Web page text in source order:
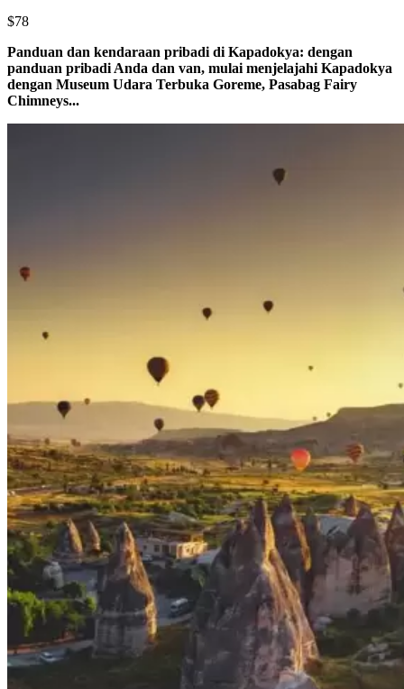
$78
Panduan dan kendaraan pribadi di Kapadokya: dengan
panduan pribadi Anda dan van, mulai menjelajahi Kapadokya
dengan Museum Udara Terbuka Goreme, Pasabag Fairy
Chimneys...